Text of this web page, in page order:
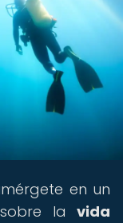
en un
la vida